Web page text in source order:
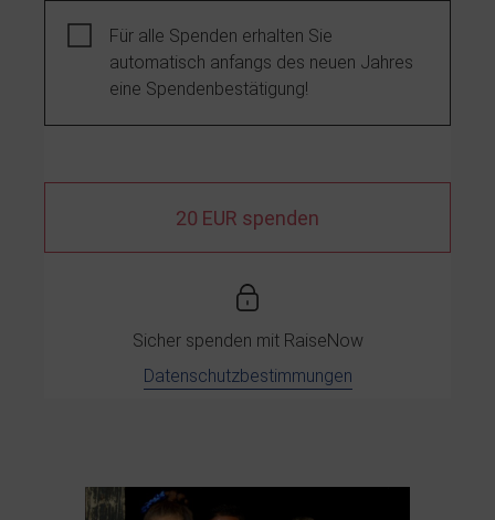
Für alle Spenden erhalten Sie
automatisch anfangs des neuen Jahres
eine Spendenbestätigung!
20 EUR spenden
Sicher spenden mit RaiseNow
Datenschutzbestimmungen